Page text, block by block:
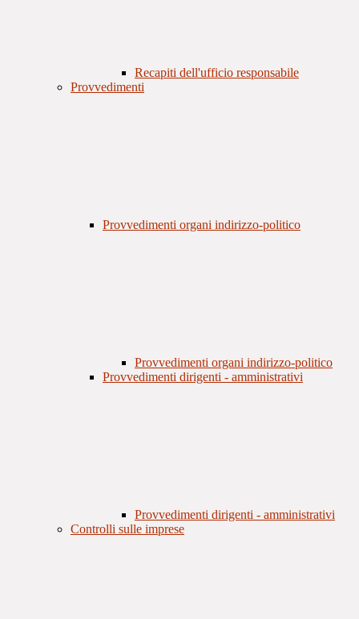
Recapiti dell'ufficio responsabile
Provvedimenti
Provvedimenti organi indirizzo-politico
Provvedimenti organi indirizzo-politico
Provvedimenti dirigenti - amministrativi
Provvedimenti dirigenti - amministrativi
Controlli sulle imprese